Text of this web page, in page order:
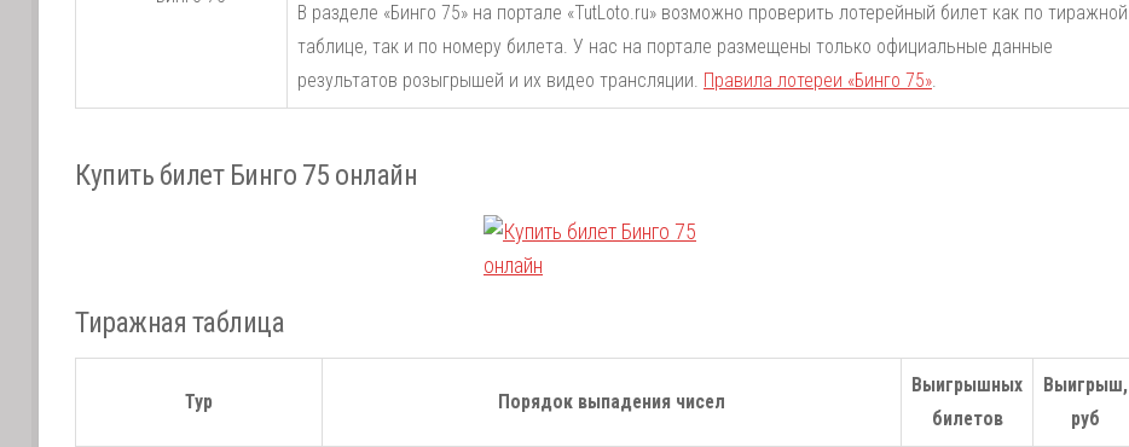
В разделе «Бинго 75» на портале «TutLoto.ru» возможно проверить лотерейный билет как по тиражной
таблице, так и по номеру билета. У нас на портале размещены только официальные данные
результатов розыгрышей и их видео трансляции. Правила лотереи «Бинго 75».
Купить билет Бинго 75 онлайн
Тиражная таблица
Тур Порядок выпадения чисел
Выигрышных
билетов
Выигрыш,
руб